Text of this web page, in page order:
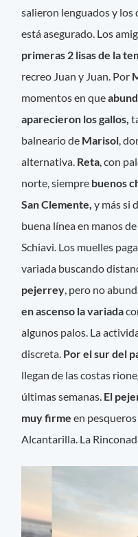
salieron lenguados y
está asegurado. Los
primeras 2 lisas de la
recreo Juan y Juan. Por
momentos en que
aparecieron los gallos,
balneario de Marisol ,
alternativa. Reta , con
norte, siempre buenos
San Clemente, y más si
buena línea en manos
Schiavi. Los muelles
variada buscando
pejerrey , pero no
en ascenso la variada
algunos palos. La
discreta. Por el sur del
llegan de las costas
últimas semanas. El
muy firme en
Alcantarilla. La